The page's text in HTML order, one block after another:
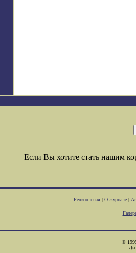
Если Вы хотите стать нашим
Редколлегия| О журнале|
©